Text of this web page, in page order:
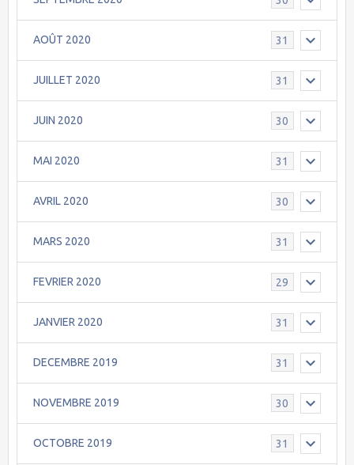
AOÛT 2020 31
JUILLET 2020 31
JUIN 2020 30
MAI 2020 31
AVRIL 2020 30
MARS 2020 31
FEVRIER 2020 29
JANVIER 2020 31
DECEMBRE 2019 31
NOVEMBRE 2019 30
OCTOBRE 2019 31